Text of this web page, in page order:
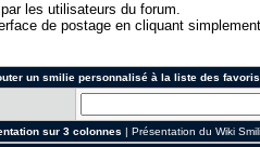
les utilisateurs du forum.
de postage en cliquant
un smilie personnalisé à la liste des favoris
sur 3 colonnes | Présentation du Wiki